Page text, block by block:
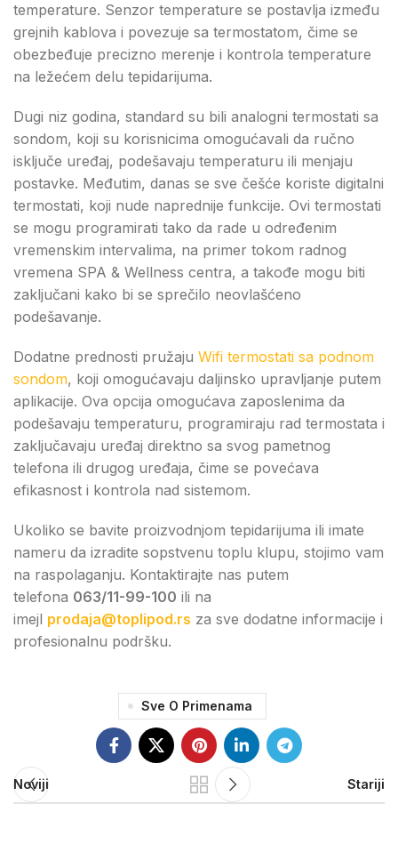
temperature. Senzor temperature se postavlja između
grejnih kablova i povezuje sa termostatom, čime se
obezbeđuje precizno merenje i kontrola temperature
na ležećem delu tepidarijuma.
Dugi niz godina, standard su bili analogni termostati sa
sondom, koji su korisnicima omogućavali da ručno
isključe uređaj, podešavaju temperaturu ili menjaju
postavke. Međutim, danas se sve češće koriste digitalni
termostati, koji nude naprednije funkcije. Ovi termostati
se mogu programirati tako da rade u određenim
vremenskim intervalima, na primer tokom radnog
vremena SPA & Wellness centra, a takođe mogu biti
zaključani kako bi se sprečilo neovlašćeno
podešavanje.
Dodatne prednosti pružaju Wifi termostati sa podnom
sondom, koji omogućavaju daljinsko upravljanje putem
aplikacije. Ova opcija omogućava zaposlenima da
podešavaju temperaturu, programiraju rad termostata i
zaključavaju uređaj direktno sa svog pametnog
telefona ili drugog uređaja, čime se povećava
efikasnost i kontrola nad sistemom.
Ukoliko se bavite proizvodnjom tepidarijuma ili imate
nameru da izradite sopstvenu toplu klupu, stojimo vam
na raspolaganju. Kontaktirajte nas putem
telefona 063/11-99-100 ili na
imejl prodaja@toplipod.rs za sve dodatne informacije i
profesionalnu podršku.
Sve O Primenama
Noviji Stariji